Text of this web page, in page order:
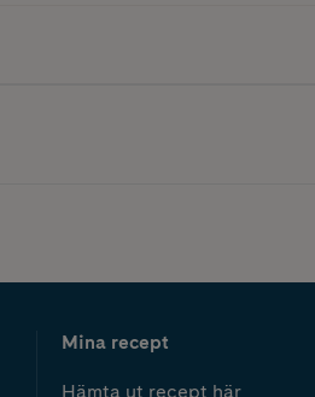
Mina recept
Hämta ut recept här